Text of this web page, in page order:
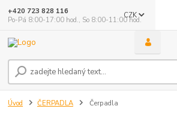
CZK
+420 723 828 116
Po-Pá 8:00-17:00 hod., So 8:00-11:00 hod.
Úvod ČERPADLA Čerpadla